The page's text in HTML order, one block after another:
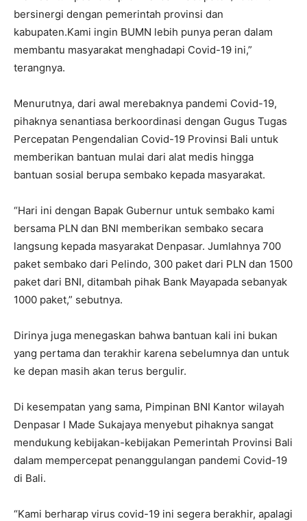
bersinergi dengan pemerintah provinsi dan
kabupaten.Kami ingin BUMN lebih punya peran dalam
membantu masyarakat menghadapi Covid-19 ini,”
terangnya.
Menurutnya, dari awal merebaknya pandemi Covid-19,
pihaknya senantiasa berkoordinasi dengan Gugus Tugas
Percepatan Pengendalian Covid-19 Provinsi Bali untuk
memberikan bantuan mulai dari alat medis hingga
bantuan sosial berupa sembako kepada masyarakat.
“Hari ini dengan Bapak Gubernur untuk sembako kami
bersama PLN dan BNI memberikan sembako secara
langsung kepada masyarakat Denpasar. Jumlahnya 700
paket sembako dari Pelindo, 300 paket dari PLN dan 1500
paket dari BNI, ditambah pihak Bank Mayapada sebanyak
1000 paket,” sebutnya.
Dirinya juga menegaskan bahwa bantuan kali ini bukan
yang pertama dan terakhir karena sebelumnya dan untuk
ke depan masih akan terus bergulir.
Di kesempatan yang sama, Pimpinan BNI Kantor wilayah
Denpasar I Made Sukajaya menyebut pihaknya sangat
mendukung kebijakan-kebijakan Pemerintah Provinsi Bali
dalam mempercepat penanggulangan pandemi Covid-19
di Bali.
“Kami berharap virus covid-19 ini segera berakhir, apalagi